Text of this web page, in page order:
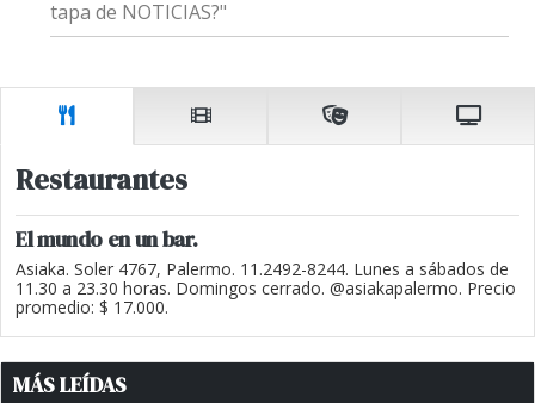
tapa de NOTICIAS?"
Restaurantes
El mundo en un bar.
Asiaka. Soler 4767, Palermo. 11.2492-8244. Lunes a sábados de
11.30 a 23.30 horas. Domingos cerrado. @asiakapalermo. Precio
promedio: $ 17.000.
MÁS LEÍDAS